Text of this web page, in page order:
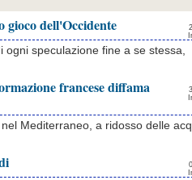
dell'Occidente
speculazione fine a se stessa,
francese diffama
Mediterraneo, a ridosso delle